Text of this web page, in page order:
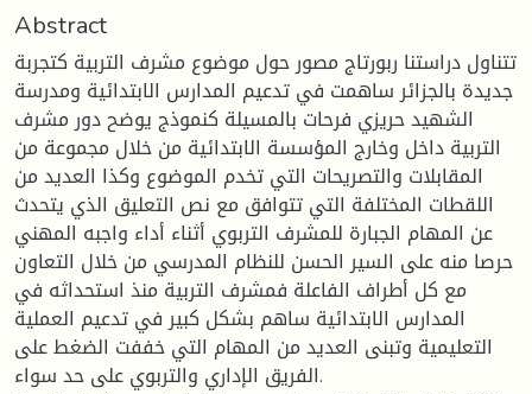
Abstract
تتناول دراستنا ربورتاج مصور حول موضوع مشرف التربية كتجربة
جديدة بالجزائر ساهمت في تدعيم المدارس الابتدائية ومدرسة
الشهيد حريزي فرحات بالمسيلة كنموذج يوضح دور مشرف
التربية داخل وخارج المؤسسة الابتدائية من خلال مجموعة من
المقابلات والتصريحات التي تخدم الموضوع وكذا العديد من
اللقطات المختلفة التي تتوافق مع نص التعليق الذي يتحدث
عن المهام الجبارة للمشرف التربوي أثناء أداء واجبه المهني
حرصا منه على السير الحسن للنظام المدرسي من خلال التعاون
مع كل أطراف الفاعلة فمشرف التربية منذ استحداثه في
المدارس الابتدائية ساهم بشكل كبير في تدعيم العملية
التعليمية وتبنى العديد من المهام التي خففت الضغط على
الفريق الإداري والتربوي على حد سواء.